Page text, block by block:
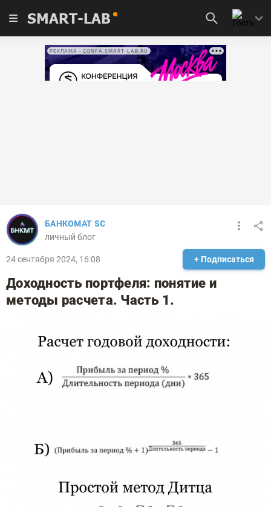
SMART-LAB
РЕКЛАМА • CONFA.SMART-LAB.RU
БАНКОМАТ SC
личный блог
24 сентября 2024, 16:08 + Подписаться
Доходность портфеля: понятие и
методы расчета. Часть 1.